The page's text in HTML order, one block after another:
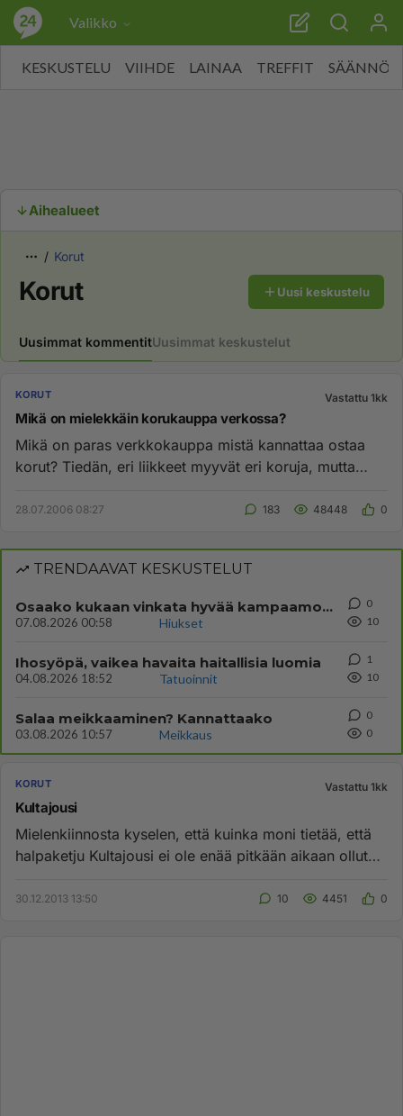
Valikko
KESKUSTELU VIIHDE LAINAA TREFFIT SÄÄNNÖT
Aihealueet
Korut
Korut Uusi keskustelu
Uusimmat kommentitUusimmat keskustelut
KORUT Vastattu 1kk
Mikä on mielekkäin korukauppa verkossa?
Mikä on paras verkkokauppa mistä kannattaa ostaa
korut? Tiedän, eri liikkeet myyvät eri koruja, mutta
28.07.2006 08:27 183 48448 0
TRENDAAVAT KESKUSTELUT
Osaako kukaan vinkata hyvää kampaamoa miehille
07.08.2026 00:58 Hiukset
0
10
Ihosyöpä, vaikea havaita haitallisia luomia
04.08.2026 18:52 Tatuoinnit
1
10
Salaa meikkaaminen? Kannattaako
03.08.2026 10:57 Meikkaus
0
0
KORUT Vastattu 1kk
Kultajousi
Mielenkiinnosta kyselen, että kuinka moni tietää, että
halpaketju Kultajousi ei ole enää pitkään aikaan ollut
30.12.2013 13:50 10 4451 0